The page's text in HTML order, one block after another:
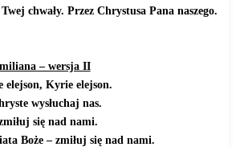
chwały. Przez Chrystusa Pana naszego.
– wersja II
elejson, Kyrie elejson.
wysłuchaj nas.
się nad nami.
Boże – zmiłuj się nad nami.